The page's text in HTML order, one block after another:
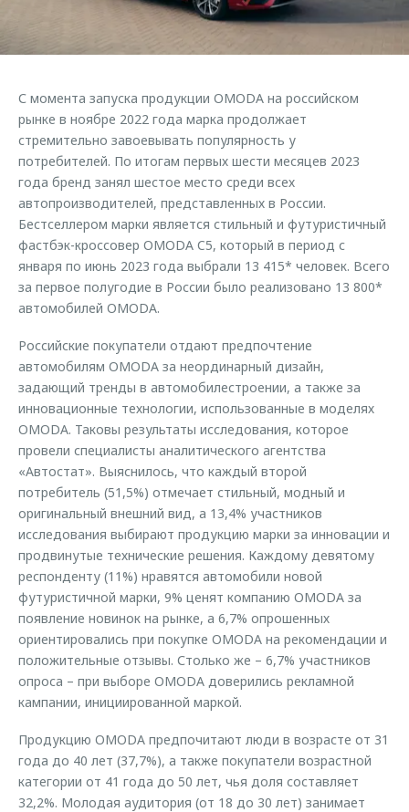
Кредитный калькулятор
Одежда и сувениры
Оригинальные аксессуары
Запчасти
Трейд-ин
Калькулятор трейд-ин
Руководства по эксплуатации
Клиентская поддержка
Клуб владельцев OMODA
Приложение O&J
Аксессуары
Одежда и сувениры
Оригинальные аксессуары
Запчасти
Правовая информация
Обратная связь
С момента запуска продукции OMODA на российском
рынке в ноябре 2022 года марка продолжает
стремительно завоевывать популярность у
потребителей. По итогам первых шести месяцев 2023
года бренд занял шестое место среди всех
автопроизводителей, представленных в России.
Бестселлером марки является стильный и футуристичный
фастбэк-кроссовер OMODA C5, который в период с
января по июнь 2023 года выбрали 13 415* человек. Всего
за первое полугодие в России было реализовано 13 800*
автомобилей OMODA.
Российские покупатели отдают предпочтение
автомобилям OMODA за неординарный дизайн,
задающий тренды в автомобилестроении, а также за
инновационные технологии, использованные в моделях
OMODA. Таковы результаты исследования, которое
провели специалисты аналитического агентства
«Автостат». Выяснилось, что каждый второй
потребитель (51,5%) отмечает стильный, модный и
оригинальный внешний вид, а 13,4% участников
исследования выбирают продукцию марки за инновации и
продвинутые технические решения. Каждому девятому
респонденту (11%) нравятся автомобили новой
футуристичной марки, 9% ценят компанию OMODA за
появление новинок на рынке, а 6,7% опрошенных
ориентировались при покупке OMODA на рекомендации и
положительные отзывы. Столько же – 6,7% участников
опроса – при выборе OMODA доверились рекламной
кампании, инициированной маркой.
Продукцию OMODA предпочитают люди в возрасте от 31
года до 40 лет (37,7%), а также покупатели возрастной
категории от 41 года до 50 лет, чья доля составляет
32,2%. Молодая аудитория (от 18 до 30 лет) занимает